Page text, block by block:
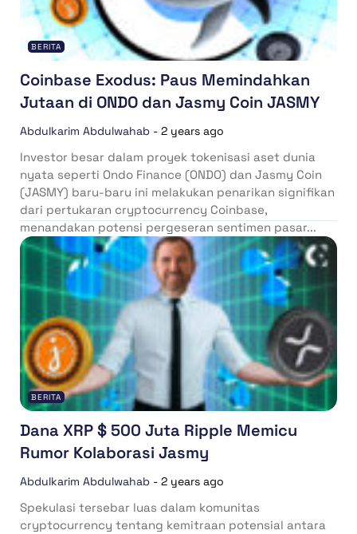
BERITA
Coinbase Exodus: Paus Memindahkan
Jutaan di ONDO dan Jasmy Coin JASMY
Abdulkarim Abdulwahab - 2 years ago
Investor besar dalam proyek tokenisasi aset dunia
nyata seperti Ondo Finance (ONDO) dan Jasmy Coin
(JASMY) baru-baru ini melakukan penarikan signifikan
dari pertukaran cryptocurrency Coinbase,
menandakan potensi pergeseran sentimen pasar...
BERITA
Dana XRP $ 500 Juta Ripple Memicu
Rumor Kolaborasi Jasmy
Abdulkarim Abdulwahab - 2 years ago
Spekulasi tersebar luas dalam komunitas
cryptocurrency tentang kemitraan potensial antara